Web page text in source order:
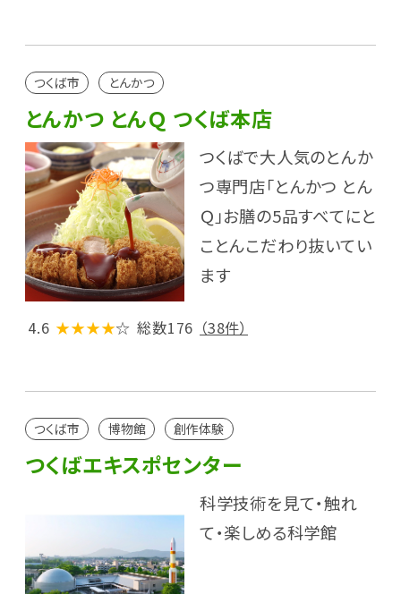
つくば市 とんかつ
とんかつ とんＱ つくば本店
つくばで大人気のとんか
つ専門店「とんかつ とん
Ｑ」お膳の5品すべてにと
ことんこだわり抜いてい
ます
4.6 ★★★★☆ 総数176 （38件）
つくば市 博物館 創作体験
つくばエキスポセンター
科学技術を見て・触れ
て・楽しめる科学館